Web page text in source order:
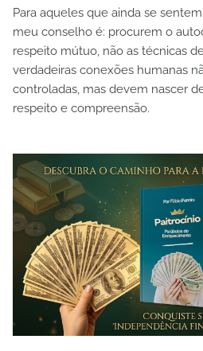
Para aqueles que ainda se
meu conselho é: procurem o
respeito mútuo, não as técnicas
verdadeiras conexões humanas
controladas, mas devem nascer
respeito e compreensão.